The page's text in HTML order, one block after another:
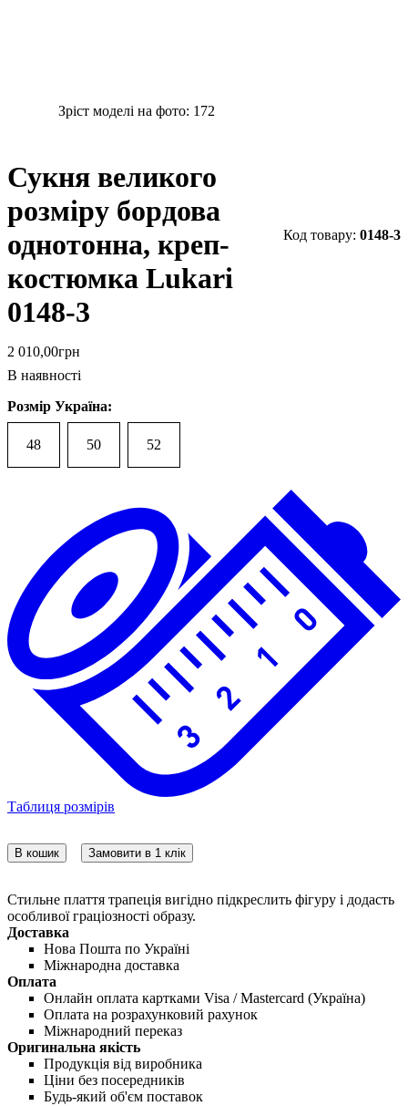
Зріст моделі на фото: 172
Сукня великого
розміру бордова
однотонна, креп-
костюмка Lukari
0148-3
0148-3
2 010,00грн
В наявності
Розмір Україна:
48 50 52
Таблиця розмірів
В кошик Замовити в 1 клік
Стильне плаття трапеція вигідно підкреслить фігуру і додасть
особливої ​​граціозності образу.
Доставка
Нова Пошта по Україні
Міжнародна доставка
Оплата
Онлайн оплата картками Visa / Mastercard (Україна)
Оплата на розрахунковий рахунок
Міжнародний переказ
Оригинальна якість
Продукція від виробника
Ціни без посередників
Будь-який об'єм поставок